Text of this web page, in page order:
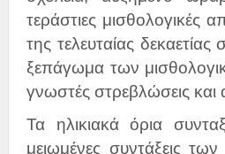
τεράστιες μισθολογικές
της τελευταίας
ξεπάγωμα των
γνωστές στρεβλώσεις και
Τα ηλικιακά όρια
μειωμένες συντάξεις